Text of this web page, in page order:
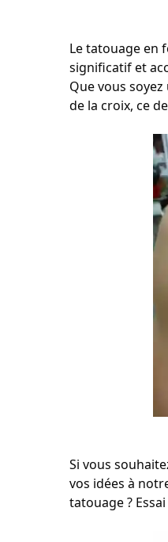
Le tatouage en
significatif et
Que vous
de la croix, ce
Si vous
vos idées à
tatouage ?